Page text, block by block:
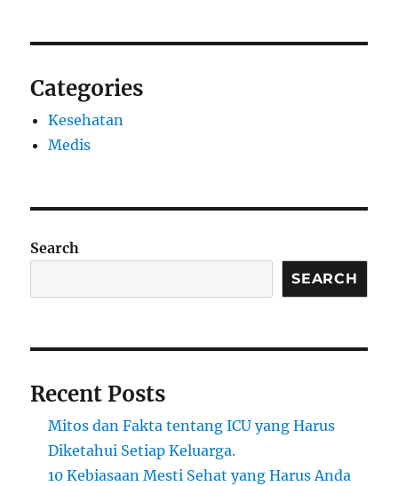
Categories
Kesehatan
Medis
Search
SEARCH
Recent Posts
Mitos dan Fakta tentang ICU yang Harus
Diketahui Setiap Keluarga.
10 Kebiasaan Mesti Sehat yang Harus Anda